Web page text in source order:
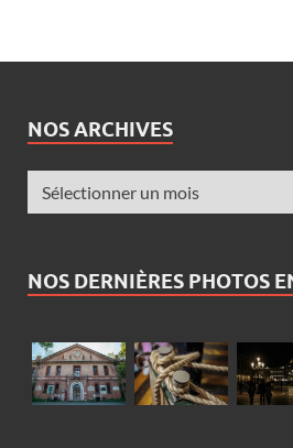
NOS ARCHIVES
NOS DERNIÈRES PHOTOS